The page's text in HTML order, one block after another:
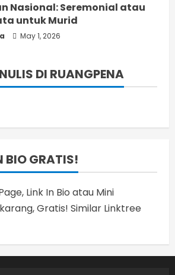
Nasional: Seremonial atau
untuk Murid
May 1, 2026
DI RUANGPENA
BIO GRATIS!